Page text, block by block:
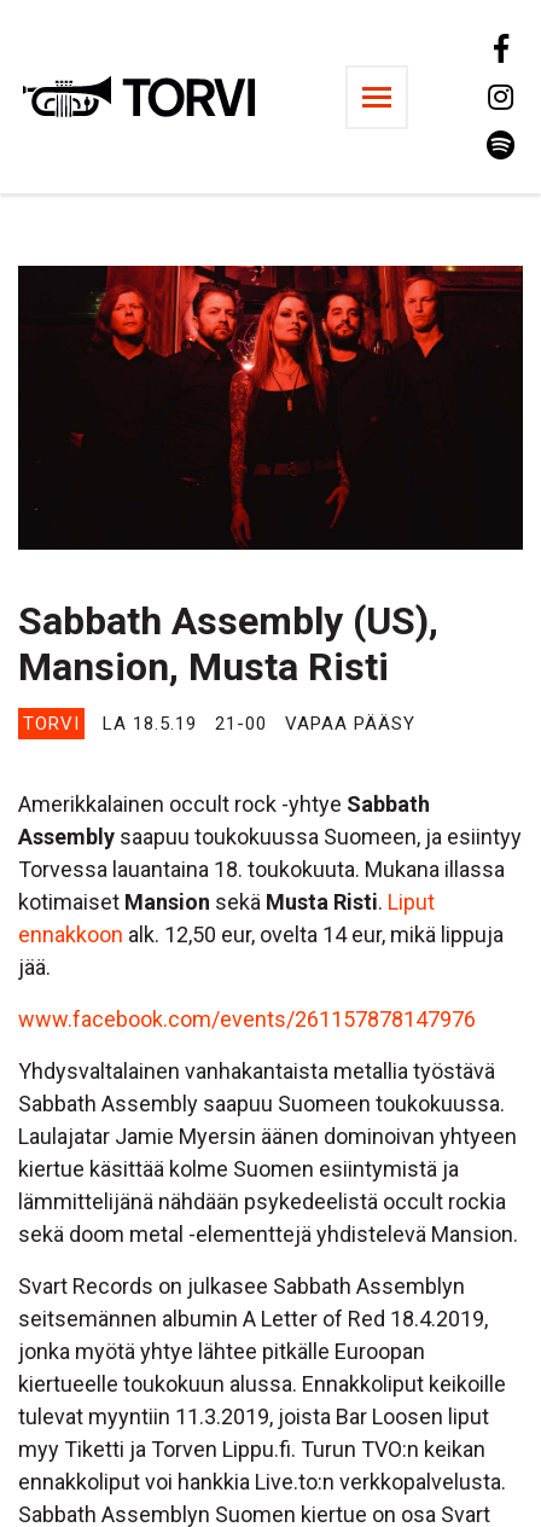
Ravintola Torvi
Sabbath Assembly (US),
Mansion, Musta Risti
TORVI LA 18.5.19 21-00 VAPAA PÄÄSY
Amerikkalainen occult rock -yhtye Sabbath
Assembly saapuu toukokuussa Suomeen, ja esiintyy
Torvessa lauantaina 18. toukokuuta. Mukana illassa
kotimaiset Mansion sekä Musta Risti. Liput
ennakkoon alk. 12,50 eur, ovelta 14 eur, mikä lippuja
jää.
www.facebook.com/events/261157878147976
Yhdysvaltalainen vanhakantaista metallia työstävä
Sabbath Assembly saapuu Suomeen toukokuussa.
Laulajatar Jamie Myersin äänen dominoivan yhtyeen
kiertue käsittää kolme Suomen esiintymistä ja
lämmittelijänä nähdään psykedeelistä occult rockia
sekä doom metal -elementtejä yhdistelevä Mansion.
Svart Records on julkasee Sabbath Assemblyn
seitsemännen albumin A Letter of Red 18.4.2019,
jonka myötä yhtye lähtee pitkälle Euroopan
kiertueelle toukokuun alussa. Ennakkoliput keikoille
tulevat myyntiin 11.3.2019, joista Bar Loosen liput
myy Tiketti ja Torven Lippu.fi. Turun TVO:n keikan
ennakkoliput voi hankkia Live.to:n verkkopalvelusta.
Sabbath Assemblyn Suomen kiertue on osa Svart